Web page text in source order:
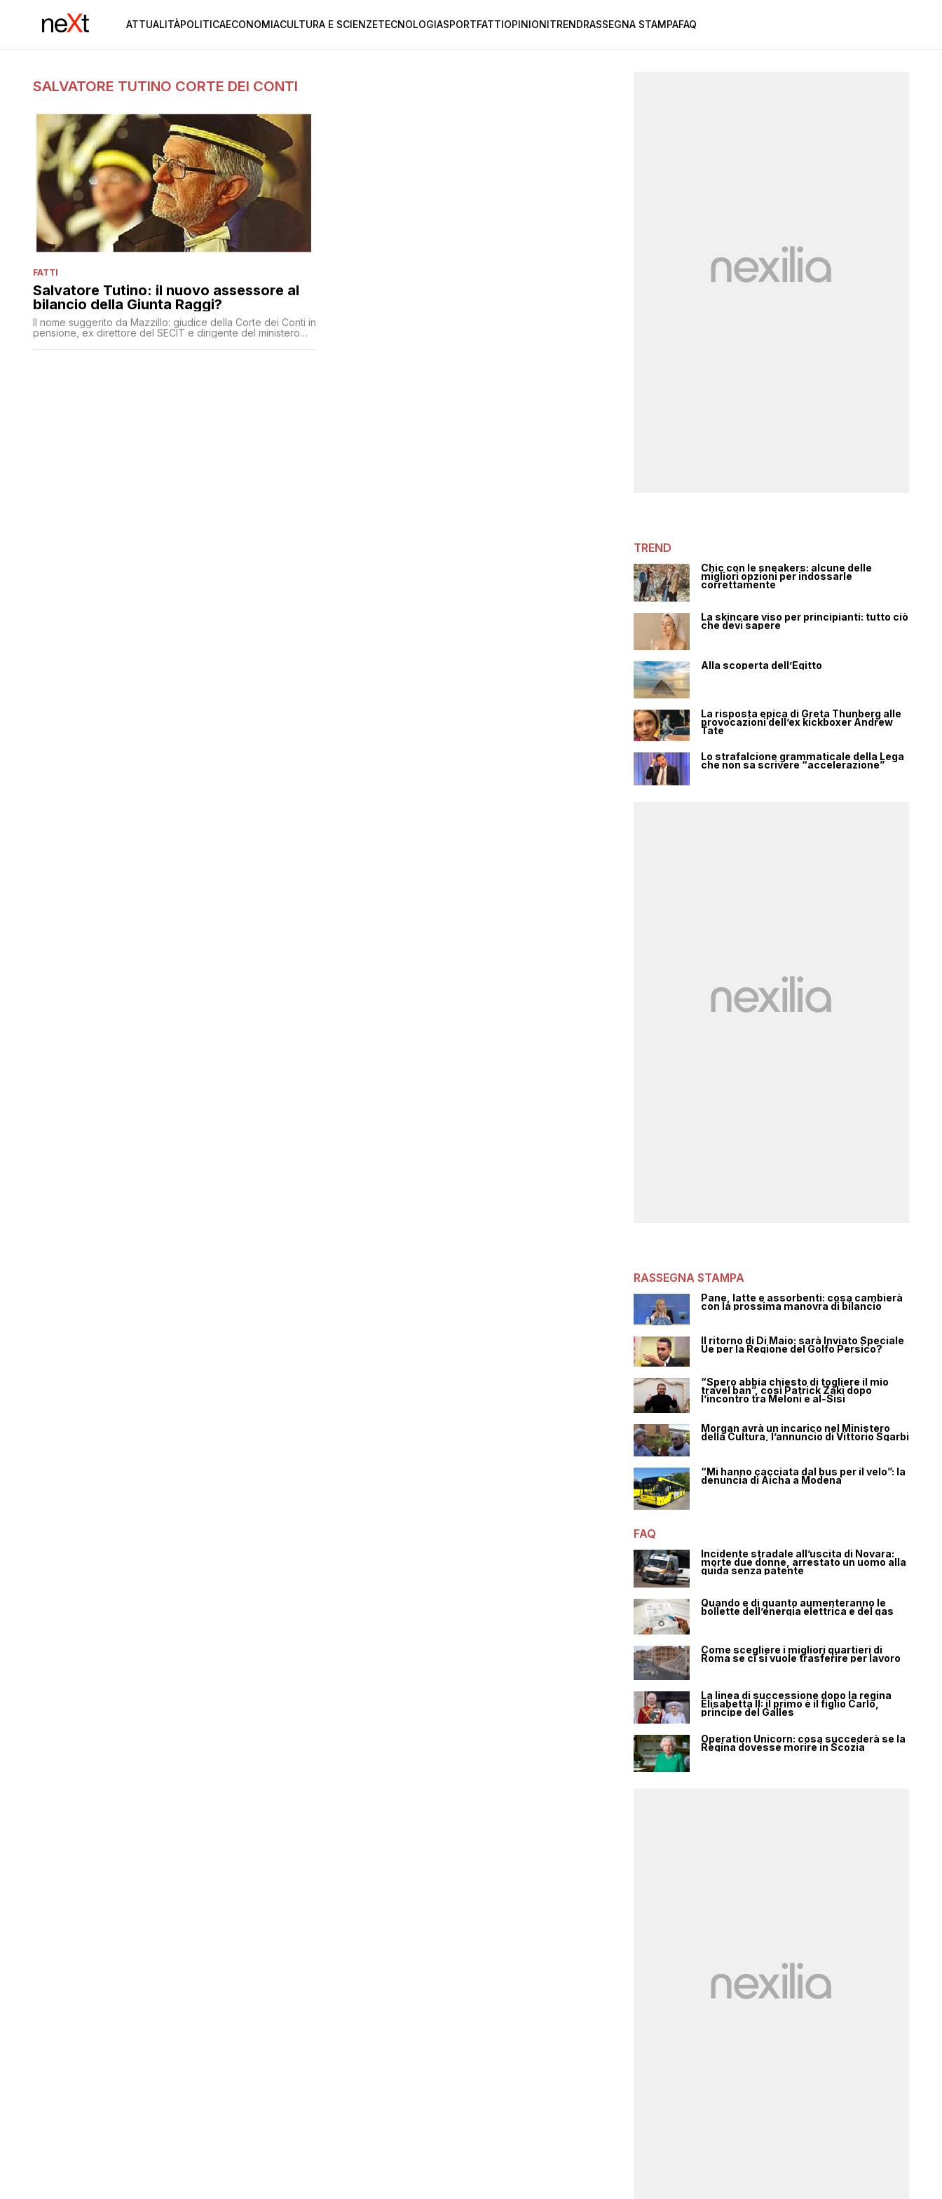
ATTUALITÀPOLITICAECONOMIACULTURA E SCIENZETECNOLOGIASPORTFATTIOPINIONITRENDRASSEGNA STAMPAFAQ
SALVATORE TUTINO CORTE DEI CONTI
FATTI
Salvatore Tutino: il nuovo assessore al
bilancio della Giunta Raggi?
Il nome suggerito da Mazzillo: giudice della Corte dei Conti in
pensione, ex direttore del SECIT e dirigente del ministero
TREND
Chic con le sneakers: alcune delle
migliori opzioni per indossarle
correttamente
La skincare viso per principianti: tutto ciò
che devi sapere
Alla scoperta dell’Egitto
La risposta epica di Greta Thunberg alle
provocazioni dell’ex kickboxer Andrew
Tate
Lo strafalcione grammaticale della Lega
che non sa scrivere “accelerazione”
RASSEGNA STAMPA
Pane, latte e assorbenti: cosa cambierà
con la prossima manovra di bilancio
Il ritorno di Di Maio: sarà Inviato Speciale
Ue per la Regione del Golfo Persico?
“Spero abbia chiesto di togliere il mio
travel ban”, così Patrick Zaki dopo
l’incontro tra Meloni e al-Sisi
Morgan avrà un incarico nel Ministero
della Cultura, l’annuncio di Vittorio Sgarbi
“Mi hanno cacciata dal bus per il velo”: la
denuncia di Aicha a Modena
FAQ
Incidente stradale all’uscita di Novara:
morte due donne, arrestato un uomo alla
guida senza patente
Quando e di quanto aumenteranno le
bollette dell’energia elettrica e del gas
Come scegliere i migliori quartieri di
Roma se ci si vuole trasferire per lavoro
La linea di successione dopo la regina
Elisabetta II: il primo è il figlio Carlo,
principe del Galles
Operation Unicorn: cosa succederà se la
Regina dovesse morire in Scozia